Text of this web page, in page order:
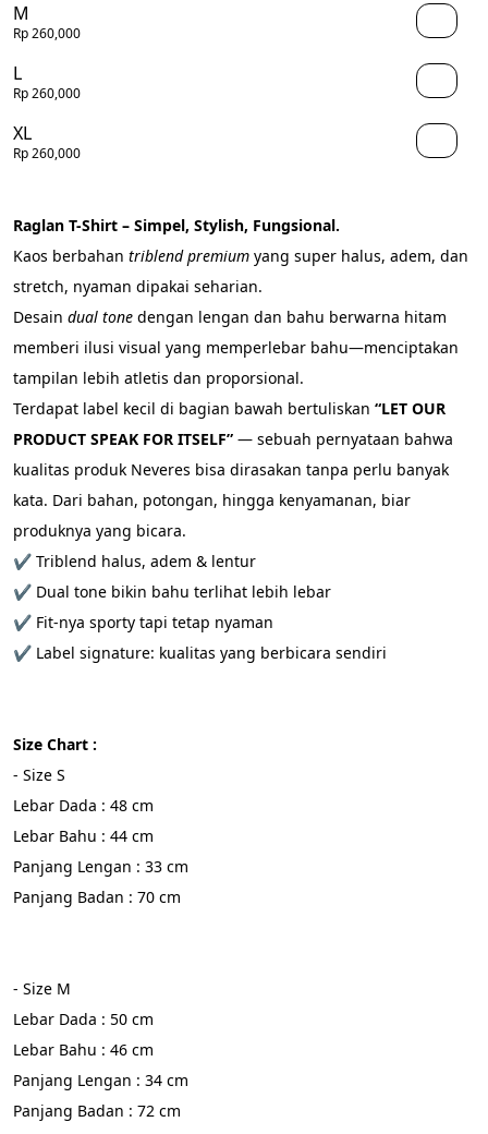
M
Rp 260,000
L
Rp 260,000
XL
Rp 260,000
Raglan T-Shirt – Simpel, Stylish, Fungsional.
Kaos berbahan triblend premium yang super halus, adem, dan
stretch, nyaman dipakai seharian.
Desain dual tone dengan lengan dan bahu berwarna hitam
memberi ilusi visual yang memperlebar bahu—menciptakan
tampilan lebih atletis dan proporsional.
Terdapat label kecil di bagian bawah bertuliskan “LET OUR
PRODUCT SPEAK FOR ITSELF” — sebuah pernyataan bahwa
kualitas produk Neveres bisa dirasakan tanpa perlu banyak
kata. Dari bahan, potongan, hingga kenyamanan, biar
produknya yang bicara.
✔️ Triblend halus, adem & lentur
✔️ Dual tone bikin bahu terlihat lebih lebar
✔️ Fit-nya sporty tapi tetap nyaman
✔️ Label signature: kualitas yang berbicara sendiri
Size Chart :
- Size S
Lebar Dada : 48 cm
Lebar Bahu : 44 cm
Panjang Lengan : 33 cm
Panjang Badan : 70 cm
- Size M
Lebar Dada : 50 cm
Lebar Bahu : 46 cm
Panjang Lengan : 34 cm
Panjang Badan : 72 cm